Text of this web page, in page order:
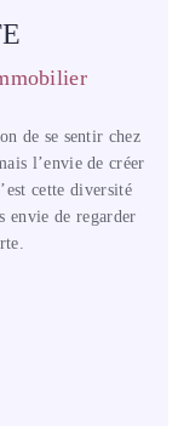
de se sentir chez
l’envie de créer
cette diversité
envie de regarder